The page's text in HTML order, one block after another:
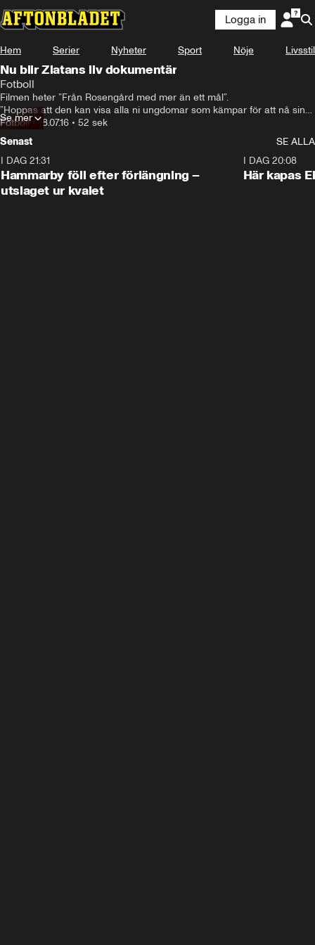
Logga in
Hem Serier Nyheter Sport Nöje Livsstil
Nu blir Zlatans liv dokumentär
Fotboll
Filmen heter ”Från Rosengård med mer än ett mål”.
”Hoppas att den kan visa alla ni ungdomar som kämpar för att nå sina
mål, att allt är möjligt”, skriver Zlatan i sin app.
Fotboll•18.07.16 • 52 sek
Se mer
Senast
SE ALLA
I DAG 21:31
Hammarby föll efter förlängning –
utslaget ur kvalet
I DAG 20:08
Här kapas